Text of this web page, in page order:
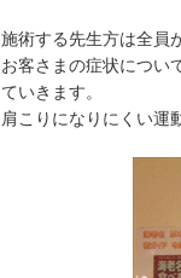
施術する先生方は全員
お客さまの症状につい
ていきます。
肩こりになりにくい運